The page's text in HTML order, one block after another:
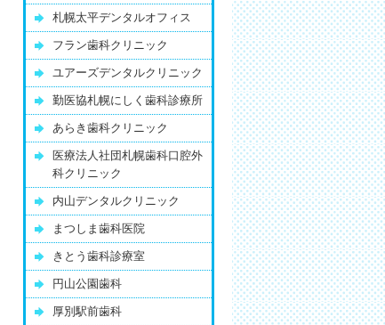
札幌太平デンタルオフィス
フラン歯科クリニック
ユアーズデンタルクリニック
勤医協札幌にしく歯科診療所
あらき歯科クリニック
医療法人社団札幌歯科口腔外
科クリニック
内山デンタルクリニック
まつしま歯科医院
きとう歯科診療室
円山公園歯科
厚別駅前歯科